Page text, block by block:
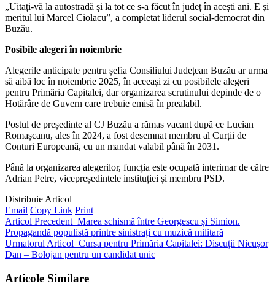
„Uitați-vă la autostradă și la tot ce s-a făcut în județ în acești ani. E și
meritul lui Marcel Ciolacu”, a completat liderul social-democrat din
Buzău.
Posibile alegeri în noiembrie
Alegerile anticipate pentru șefia Consiliului Județean Buzău ar urma
să aibă loc în noiembrie 2025, în aceeași zi cu posibilele alegeri
pentru Primăria Capitalei, dar organizarea scrutinului depinde de o
Hotărâre de Guvern care trebuie emisă în prealabil.
Postul de președinte al CJ Buzău a rămas vacant după ce Lucian
Romașcanu, ales în 2024, a fost desemnat membru al Curții de
Conturi Europeană, cu un mandat valabil până în 2031.
Până la organizarea alegerilor, funcția este ocupată interimar de către
Adrian Petre, vicepreședintele instituției și membru PSD.
Distribuie Articol
Email Copy Link Print
Articol Precedent Marea schismă între Georgescu și Simion.
Propagandă populistă printre sinistrați cu muzică militară
Urmatorul Articol Cursa pentru Primăria Capitalei: Discuții Nicușor
Dan – Bolojan pentru un candidat unic
Articole Similare